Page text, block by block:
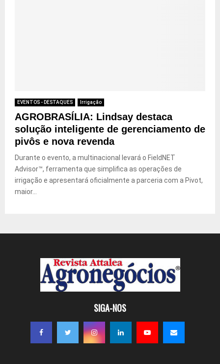
EVENTOS - DESTAQUES Irrigação
AGROBRASÍLIA: Lindsay destaca
solução inteligente de gerenciamento de
pivôs e nova revenda
Durante o evento, a multinacional levará o FieldNET
Advisor™, ferramenta que simplifica as operações de
irrigação e apresentará oficialmente a parceria com a Pivot,
maior...
SIGA-NOS